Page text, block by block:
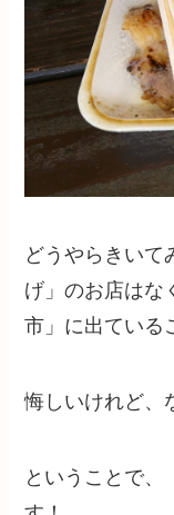
どうやらきいて
げ」のお店はな
市」に出ている
悔しいけれど
ということで、